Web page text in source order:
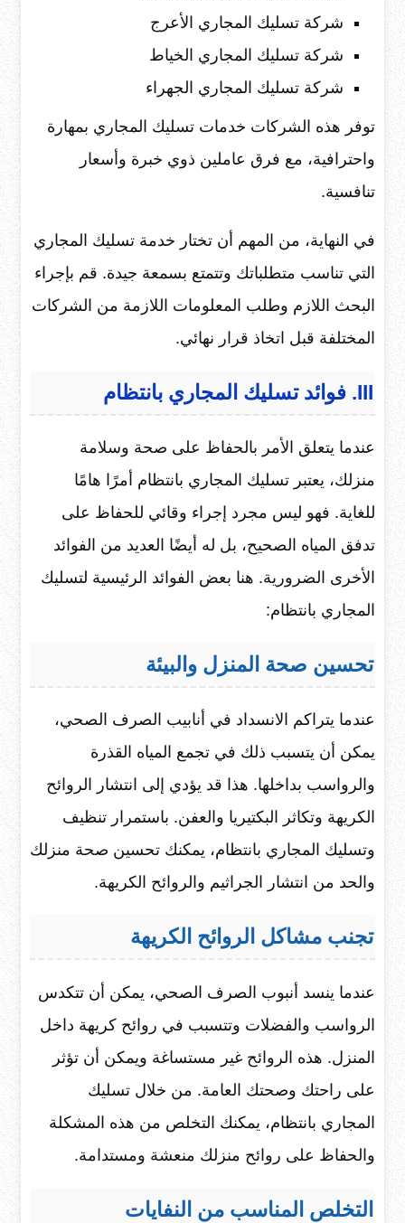
شركة تسليك المجاري الأعرج
شركة تسليك المجاري الخياط
شركة تسليك المجاري الجهراء
توفر هذه الشركات خدمات تسليك المجاري بمهارة
واحترافية، مع فرق عاملين ذوي خبرة وأسعار
تنافسية.
في النهاية، من المهم أن تختار خدمة تسليك المجاري
التي تناسب متطلباتك وتتمتع بسمعة جيدة. قم بإجراء
البحث اللازم وطلب المعلومات اللازمة من الشركات
المختلفة قبل اتخاذ قرار نهائي.
III. فوائد تسليك المجاري بانتظام
عندما يتعلق الأمر بالحفاظ على صحة وسلامة
منزلك، يعتبر تسليك المجاري بانتظام أمرًا هامًا
للغاية. فهو ليس مجرد إجراء وقائي للحفاظ على
تدفق المياه الصحيح، بل له أيضًا العديد من الفوائد
الأخرى الضرورية. هنا بعض الفوائد الرئيسية لتسليك
المجاري بانتظام:
تحسين صحة المنزل والبيئة
عندما يتراكم الانسداد في أنابيب الصرف الصحي،
يمكن أن يتسبب ذلك في تجمع المياه القذرة
والرواسب بداخلها. هذا قد يؤدي إلى انتشار الروائح
الكريهة وتكاثر البكتيريا والعفن. باستمرار تنظيف
وتسليك المجاري بانتظام، يمكنك تحسين صحة منزلك
والحد من انتشار الجراثيم والروائح الكريهة.
تجنب مشاكل الروائح الكريهة
عندما ينسد أنبوب الصرف الصحي، يمكن أن تتكدس
الرواسب والفضلات وتتسبب في روائح كريهة داخل
المنزل. هذه الروائح غير مستساغة ويمكن أن تؤثر
على راحتك وصحتك العامة. من خلال تسليك
المجاري بانتظام، يمكنك التخلص من هذه المشكلة
والحفاظ على روائح منزلك منعشة ومستدامة.
التخلص المناسب من النفايات